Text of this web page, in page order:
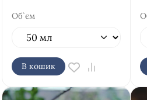
Об`єм
В кошик